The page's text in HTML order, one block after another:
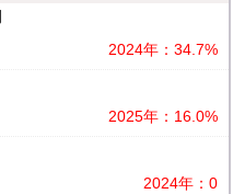
2024年：34.7%
2025年：16.0%
2024年：0